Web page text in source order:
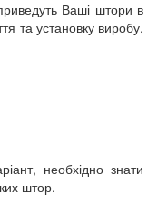
Ваші штори в
та установку виробу,
необхідно знати
штор.